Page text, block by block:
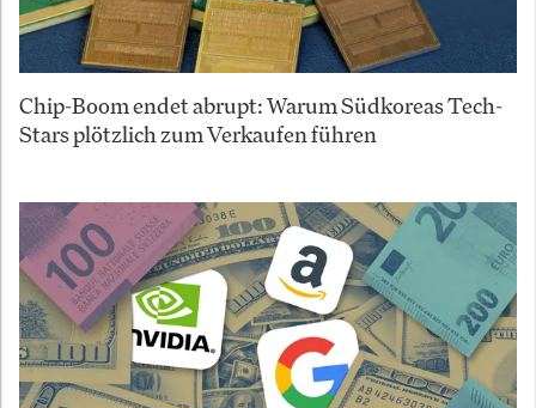
Chip-Boom endet abrupt: Warum Südkoreas Tech-
Stars plötzlich zum Verkaufen führen